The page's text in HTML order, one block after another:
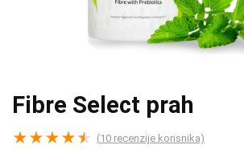
Fibre Select prah
★★★★★ (10 recenzije korisnika)